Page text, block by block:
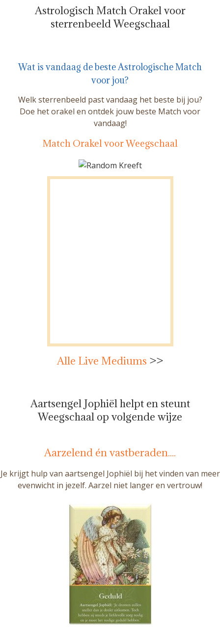
Astrologisch Match Orakel voor
sterrenbeeld Weegschaal
Wat is vandaag de beste Astrologische Match
voor jou?
Welk sterrenbeeld past vandaag het beste bij jou?
Doe het orakel en ontdek jouw beste Match voor
vandaag!
Match Orakel voor Weegschaal
Alle Live Mediums >>
Aartsengel Jophiël helpt en steunt
Weegschaal op volgende wijze
Aarzelend én vastberaden....
Je krijgt hulp van aartsengel Jophiël bij het vinden van meer
evenwicht in jezelf. Aarzel niet langer en vertrouw!